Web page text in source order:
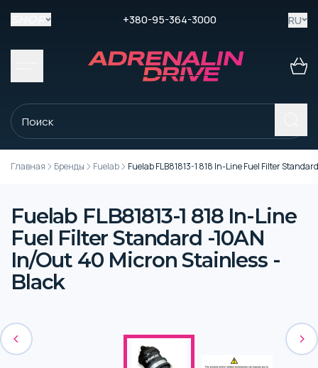
+380-95-364-3000 RU
Главная Бренды Fuelab Fuelab FLB81813-1 818 In-Line Fuel Filter
Fuelab FLB81813-1 818 In-Line
Fuel Filter Standard -10AN
In/Out 40 Micron Stainless -
Black